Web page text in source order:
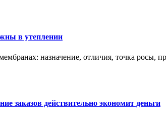
в утеплении
назначение, отличия, точка росы,
заказов действительно экономит деньги